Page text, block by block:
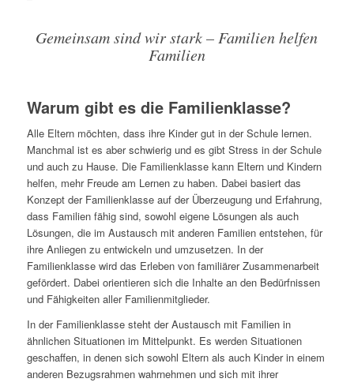
Gemeinsam sind wir stark – Familien helfen
Familien
Warum gibt es die Familienklasse?
Alle Eltern möchten, dass ihre Kinder gut in der Schule lernen.
Manchmal ist es aber schwierig und es gibt Stress in der Schule
und auch zu Hause. Die Familienklasse kann Eltern und Kindern
helfen, mehr Freude am Lernen zu haben. Dabei basiert das
Konzept der Familienklasse auf der Überzeugung und Erfahrung,
dass Familien fähig sind, sowohl eigene Lösungen als auch
Lösungen, die im Austausch mit anderen Familien entstehen, für
ihre Anliegen zu entwickeln und umzusetzen. In der
Familienklasse wird das Erleben von familiärer Zusammenarbeit
gefördert. Dabei orientieren sich die Inhalte an den Bedürfnissen
und Fähigkeiten aller Familienmitglieder.
In der Familienklasse steht der Austausch mit Familien in
ähnlichen Situationen im Mittelpunkt. Es werden Situationen
geschaffen, in denen sich sowohl Eltern als auch Kinder in einem
anderen Bezugsrahmen wahrnehmen und sich mit ihrer